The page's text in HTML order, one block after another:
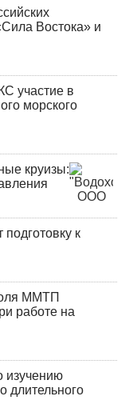
Востока» и
участие в
морского
круизы:
к
ММТП
работе на
изучению
длительного